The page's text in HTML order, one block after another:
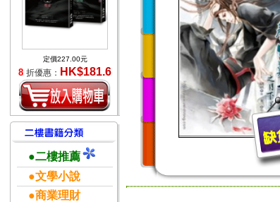
定價227.00元
8 折優惠： HK$181.6
●二樓推薦
●文學小說
●商業理財